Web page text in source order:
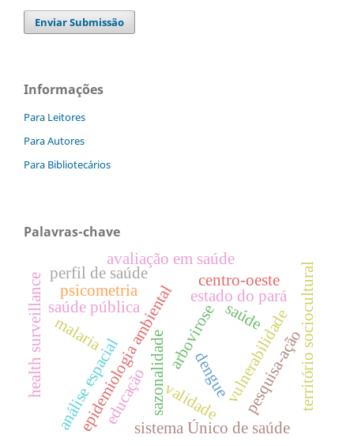
Enviar Submissão
Informações
Para Leitores
Para Autores
Para Bibliotecários
Palavras-chave
sazonalidade
epidemiologia ambiental
saúde pública
estado do pará
análise espacial arbovirose
centro-oeste
psicometria
validade
sistema Único de saúde
território sociocultural
vulnerabilidade
perfil de saúde
malaria
health surveillance
avaliação em saúde
dengue pesquisa-ação
educação
saúde